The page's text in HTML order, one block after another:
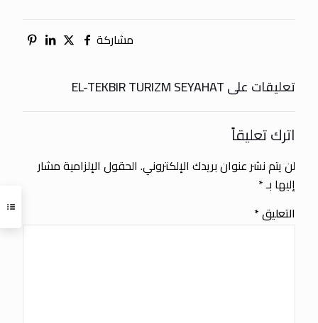
مشاركة
تعليقات على EL-TEKBIR TURIZM SEYAHAT
اترك تعليقاً
لن يتم نشر عنوان بريدك الإلكتروني. الحقول الإلزامية مشار
إليها بـ*
التعليق*